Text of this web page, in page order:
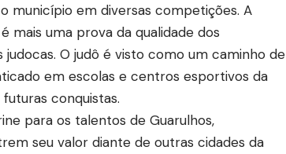
município em diversas competições. A
mais uma prova da qualidade dos
O judô é visto como um caminho de
em escolas e centros esportivos da
conquistas.
para os talentos de Guarulhos,
seu valor diante de outras cidades da